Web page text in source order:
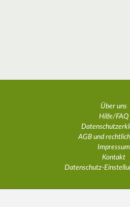
Über uns
Hilfe/FAQ
AGB und
Impressum
Kontakt
Datenschutz-